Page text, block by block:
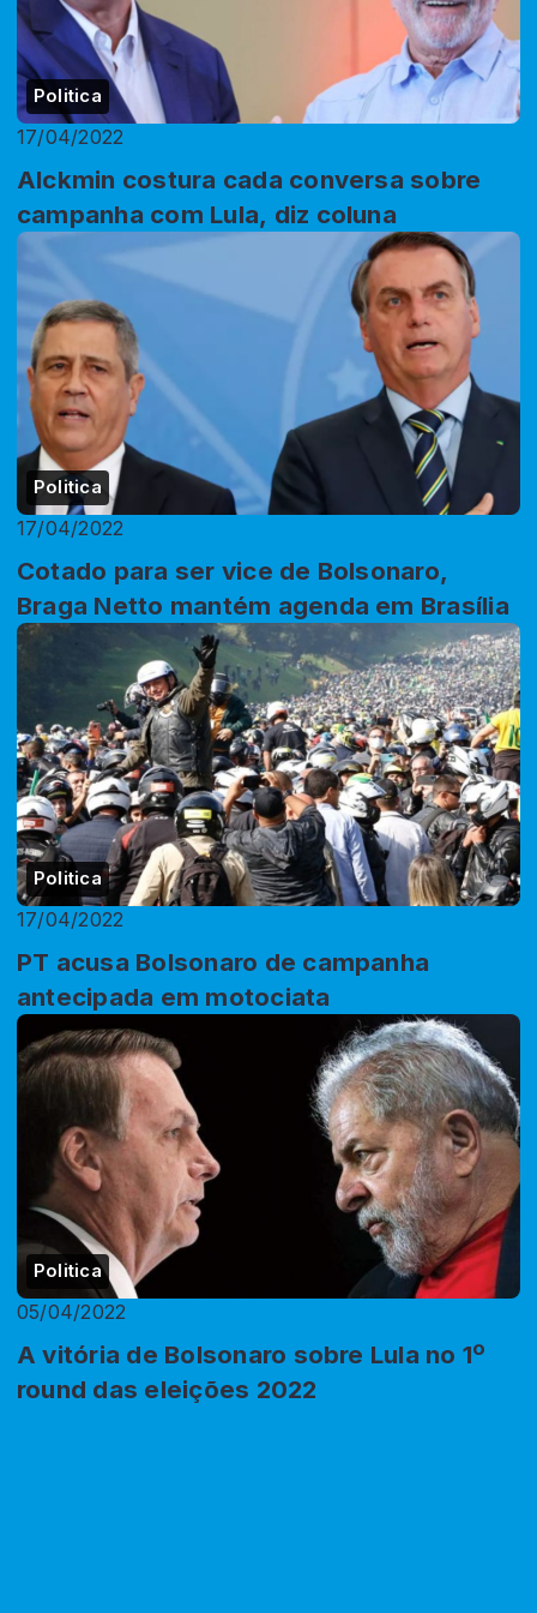
Politica
17/04/2022
Alckmin costura cada conversa sobre
campanha com Lula, diz coluna
Politica
17/04/2022
Cotado para ser vice de Bolsonaro,
Braga Netto mantém agenda em Brasília
Politica
17/04/2022
PT acusa Bolsonaro de campanha
antecipada em motociata
Politica
05/04/2022
A vitória de Bolsonaro sobre Lula no 1º
round das eleições 2022